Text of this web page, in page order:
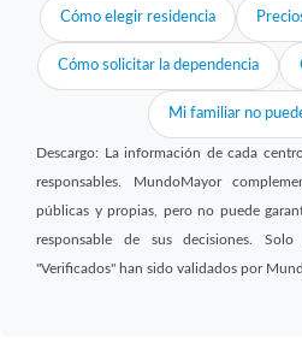
Cómo elegir residencia
Cómo solicitar la dependencia
Mi familiar no
Descargo: La información de cada
responsables. MundoMayor
públicas y propias, pero no puede
responsable de sus decisiones.
"Verificados" han sido validados por